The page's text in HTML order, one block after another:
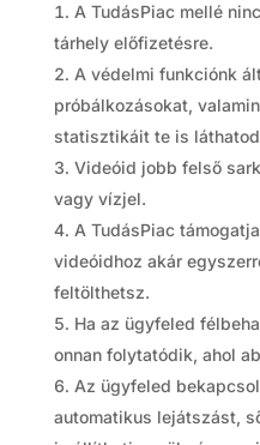
A TudásPiac mellé
tárhely előfizetésre.
A védelmi funkciónk
próbálkozásokat,
statisztikáit te is
Videóid jobb felső
vagy vízjel.
A TudásPiac
videóidhoz akár
feltölthetsz.
Ha az ügyfeled
onnan folytatódik, ahol
Az ügyfeled
automatikus lejátszást,